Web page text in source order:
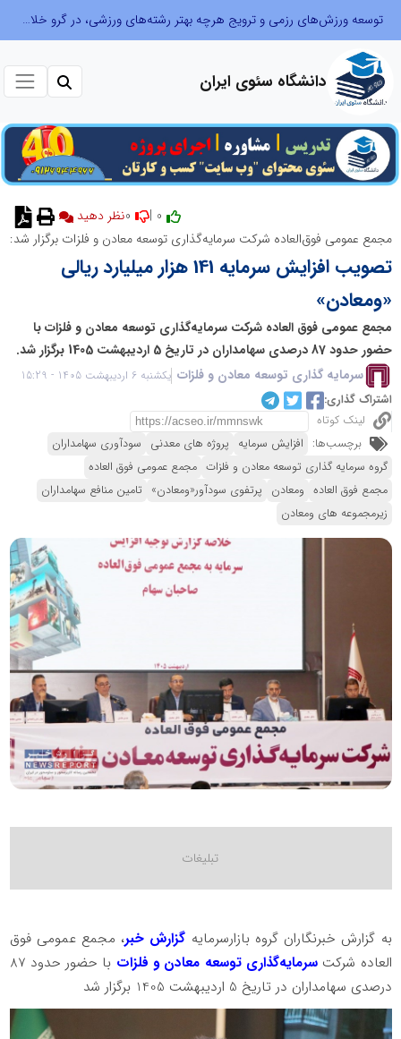
توسعه ورزش‌های رزمی و ترویج هرچه بهتر رشته‌های ورزشی، در گرو خلاقیت و نوآوری است
دانشگاه سئوی ایران
نظر دهید
مجمع عمومی فوق‌العاده شرکت سرمایه‌گذاری توسعه معادن و فلزات برگزار شد:
تصویب افزایش سرمایه 141 هزار میلیارد ریالی
«ومعادن»
مجمع عمومی فوق العاده شرکت سرمایه‌گذاری توسعه معادن و فلزات با
حضور حدود 87 درصدی سهامداران در تاریخ 5 اردیبهشت 1405 برگزار شد.
سرمایه گذاری توسعه معادن و فلزات یکشنبه 6 اردیبهشت 1405 - 15:29
اشتراک گذاری:
لینک کوتاه
برچسب‌ها: افزایش سرمایه پروژه های معدنی سودآوری سهامداران
گروه سرمایه گذاری توسعه معادن و فلزات مجمع عمومی فوق العاده
مجمع فوق العاده ومعادن پرتفوی سودآور«ومعادن» تامین منافع سهامداران
زیرمجموعه های ومعادن
به گزارش خبرنگاران گروه بازارسرمایه گزارش خبر، مجمع عمومی فوق
العاده شرکتسرمایه‌گذاری توسعه معادن و فلزات
با حضور حدود 87
درصدی سهامداران در تاریخ 5 اردیبهشت 1405 برگزار شد